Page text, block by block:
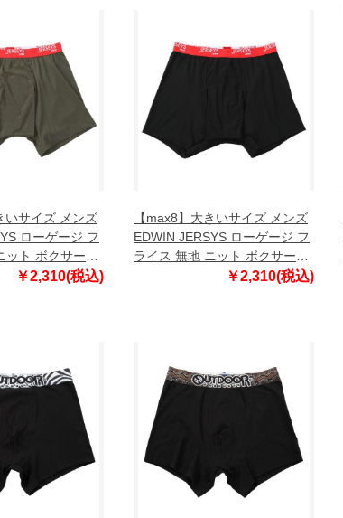
いサイズ メンズ
ローゲージ フ
ト ボクサーパ
ーキ 1249-5320-
￥2,310(税込)
【max8】大きいサイズ メンズ
EDWIN JERSYS ローゲージ フ
ライス 無地 ニット ボクサーパ
ンツ ブラック 1249-5320-2 3L
￥2,310(税込)